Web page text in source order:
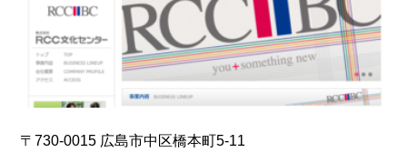
〒730-0015 広島市中区橋本町5-11